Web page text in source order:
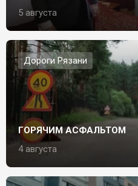
5 августа
Дороги Рязани
ГОРЯЧИМ АСФАЛЬТОМ
4 августа